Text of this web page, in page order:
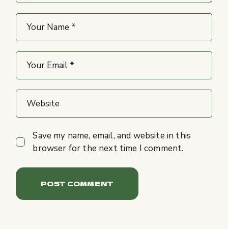
Save my name, email, and website in this
browser for the next time I comment.
POST COMMENT